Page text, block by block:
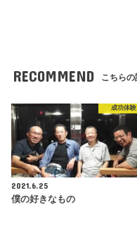
RECOMMEND こちらの
成功体験
2021.6.25
僕の好きなもの